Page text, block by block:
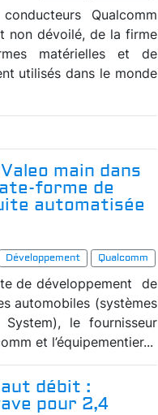
Qualcomm
non dévoilé, de la firme
matérielles et de
utilisés dans le monde
main dans
forme de
automatisée
Développement
Qualcomm
de développement de
automobiles (systèmes
System), le fournisseur
et l’équipementier...
débit :
pour 2,4